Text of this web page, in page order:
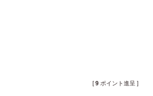
[ 9 ポイント進呈 ]